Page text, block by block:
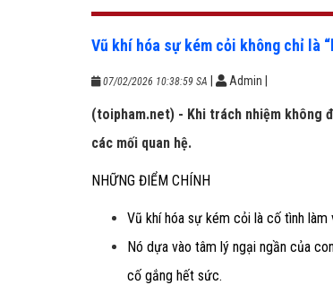
Vũ khí hóa sự kém cỏi không chỉ là
07/02/2026 10:38:59 SA Admin
(toipham.net) - Khi trách nhiệm không
các mối quan hệ.
NHỮNG ĐIỂM CHÍNH
Vũ khí hóa sự kém cỏi là cố tình
Nó dựa vào tâm lý ngại ngần của
cố gắng hết sức.